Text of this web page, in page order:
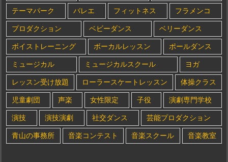
テーマパーク バレエ フィットネス フラメンコ
プロダクション ベビーダンス ベリーダンス
ボイストレーニング ボーカルレッスン ポールダンス
ミュージカル ミュージカルスクール ヨガ
レッスン受け放題 ローラースケートレッスン 体操クラス
児童劇団 声楽 女性限定 子役 演劇専門学校
演技 演技演劇 社交ダンス 芸能プロダクション
青山の事務所 音楽コンテスト 音楽スクール 音楽教室